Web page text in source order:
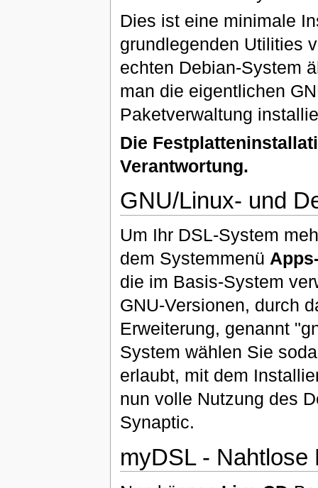
Dies ist eine minimale
grundlegenden Utilities
echten Debian-System
man die eigentlichen
Paketverwaltung
Die
Verantwortung.
GNU/Linux- und
Um Ihr DSL-System
dem Systemmenü
die im Basis-System
GNU-Versionen, durch
Erweiterung, genannt
System wählen Sie
erlaubt, mit dem
nun volle Nutzung des
Synaptic.
myDSL - Nahtlose